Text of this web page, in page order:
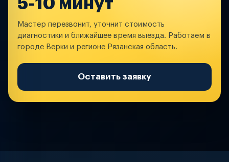
5-10 минут
Мастер перезвонит, уточнит стоимость
диагностики и ближайшее время выезда. Работаем в
городе Верки и регионе Рязанская область.
Оставить заявку